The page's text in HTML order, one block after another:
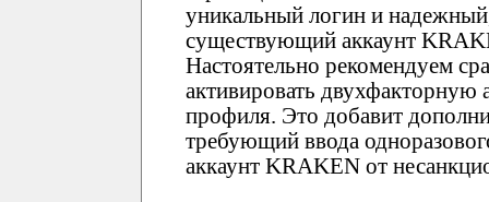
уникальный логин и
существующий аккаунт
Настоятельно рекомендуем
активировать двухфакторную
профиля. Это добавит
требующий ввода
аккаунт KRAKEN от